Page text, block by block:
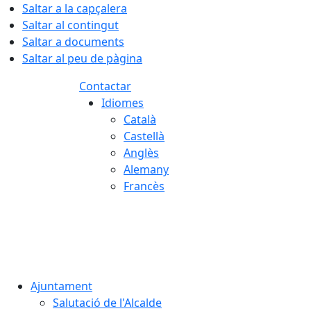
Saltar a la capçalera
Saltar al contingut
Saltar a documents
Saltar al peu de pàgina
Contactar
Idiomes
Català
Castellà
Anglès
Alemany
Francès
Ajuntament
Salutació de l'Alcalde